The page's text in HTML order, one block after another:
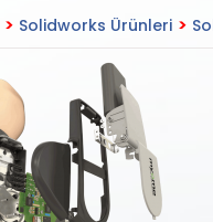
> Solidworks Ürünleri >